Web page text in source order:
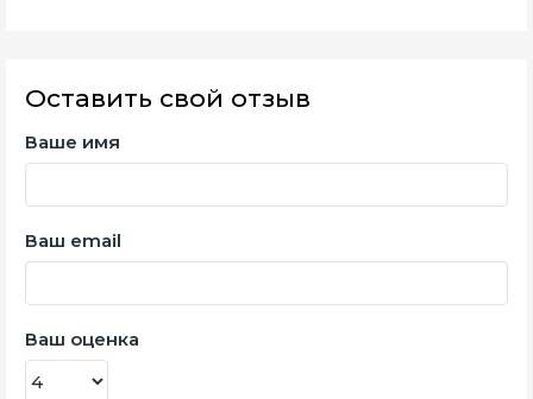
Оставить свой отзыв
Ваше имя
Ваш email
Ваш оценка